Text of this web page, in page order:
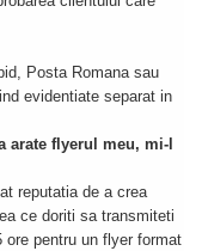
Posta Romana sau
evidentiate separat in
arate flyerul meu, mi-l
reputatia de a crea
ce doriti sa transmiteti
pentru un flyer format